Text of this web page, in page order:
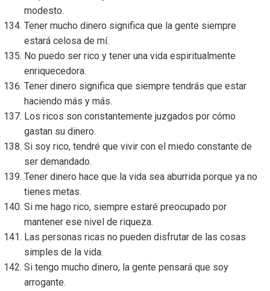
modesto.
Tener mucho dinero significa que la gente siempre
estará celosa de mí.
No puedo ser rico y tener una vida espiritualmente
enriquecedora.
Tener dinero significa que siempre tendrás que estar
haciendo más y más.
Los ricos son constantemente juzgados por cómo
gastan su dinero.
Si soy rico, tendré que vivir con el miedo constante de
ser demandado.
Tener dinero hace que la vida sea aburrida porque ya no
tienes metas.
Si me hago rico, siempre estaré preocupado por
mantener ese nivel de riqueza.
Las personas ricas no pueden disfrutar de las cosas
simples de la vida.
Si tengo mucho dinero, la gente pensará que soy
arrogante.